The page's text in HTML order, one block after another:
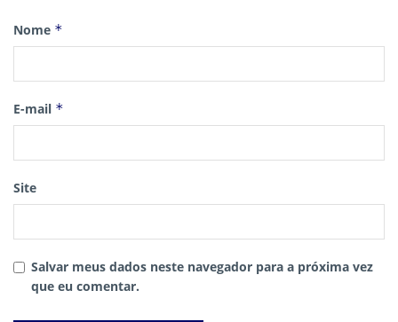
Nome *
E-mail *
Site
Salvar meus dados neste navegador para a próxima vez
que eu comentar.